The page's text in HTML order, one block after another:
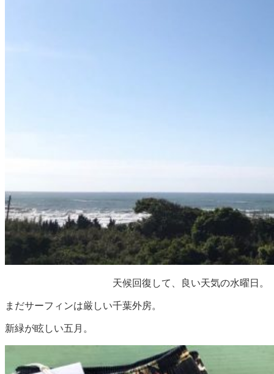
天候回復して、良い天気の水曜日。
まだサーフィンは厳しい千葉外房。
新緑が眩しい五月。